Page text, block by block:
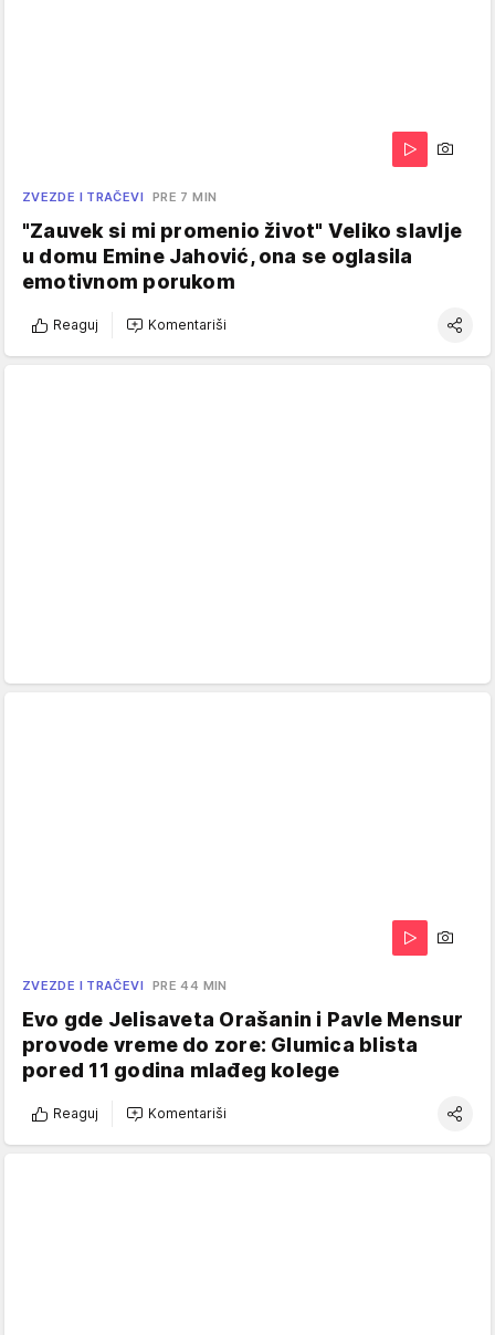
ZVEZDE I TRAČEVI PRE 7 MIN
"Zauvek si mi promenio život" Veliko slavlje
u domu Emine Jahović, ona se oglasila
emotivnom porukom
Reaguj Komentariši
ZVEZDE I TRAČEVI PRE 44 MIN
Evo gde Jelisaveta Orašanin i Pavle Mensur
provode vreme do zore: Glumica blista
pored 11 godina mlađeg kolege
Reaguj Komentariši